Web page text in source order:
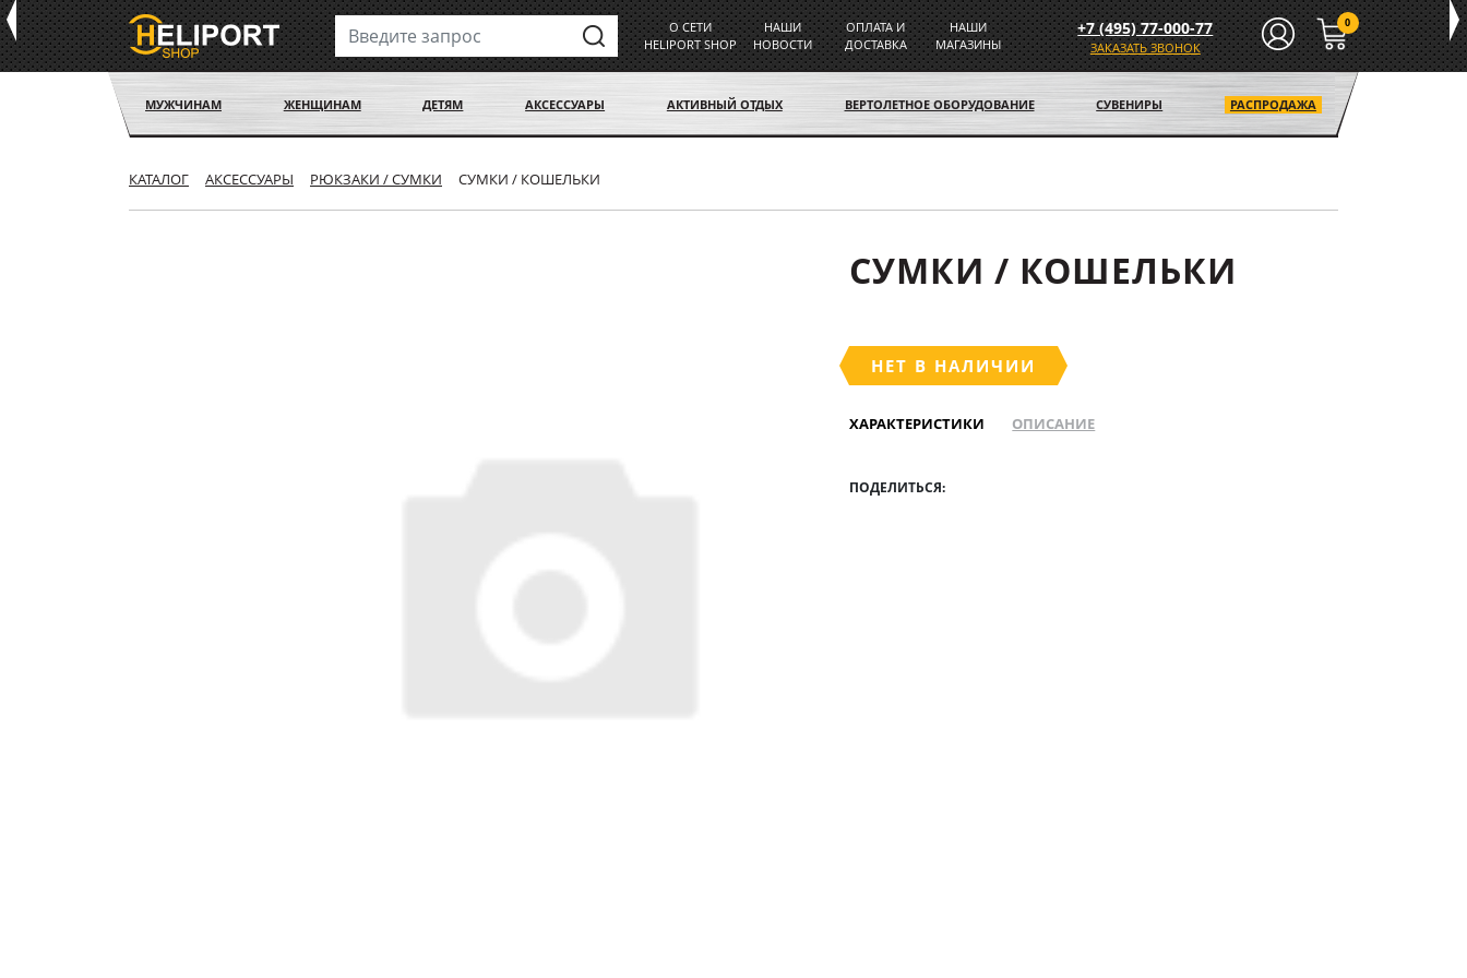
О СЕТИ
HELIPORT SHOP
НАШИ
НОВОСТИ
ОПЛАТА И
ДОСТАВКА
НАШИ
МАГАЗИНЫ
+7 (495) 77-000-77
ЗАКАЗАТЬ ЗВОНОК
0
МУЖЧИНАМ ЖЕНЩИНАМ ДЕТЯМ АКСЕССУАРЫ АКТИВНЫЙ ОТДЫХ ВЕРТОЛЕТНОЕ ОБОРУДОВАНИЕ СУВЕНИРЫ РАСПРОДАЖА
КАТАЛОГ АКСЕССУАРЫ РЮКЗАКИ / СУМКИ СУМКИ / КОШЕЛЬКИ
СУМКИ / КОШЕЛЬКИ
НЕТ В НАЛИЧИИ
ХАРАКТЕРИСТИКИ ОПИСАНИЕ
ПОДЕЛИТЬСЯ: